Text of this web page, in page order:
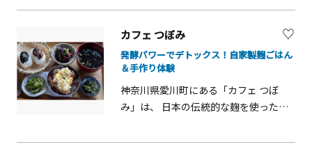
で心地よい時間を過ごしてみません
か。
三世代での旅行でも、小さなお子様か
らご年配の方まで、それぞれが食べた
いものを選べることが「秦野 一の屋」
の魅力。なかでも地元のジビエ料理は
おすすめです！日本料理、寿司、洋食
の職人が、それぞれの技を活かして作
った料理を、老舗ならではの細やかな
とお楽しみください。
ンな空間で、大山名物の豆腐料理を味
なんといっても「大山の湧水」。店主
が毎朝山から直接ひいた湧水で仕込む
自家製豆腐は、大豆の甘みが濃厚で驚
くほど滑らかです。名物料理は、「大
山湯葉つけ麺」。豆腐屋さんで麺が食
リーミーな湯葉を、地元産「湘南小
カフェ つぼみ
発酵パワーでデトックス！自家製麹ごはん
＆手作り体験
神奈川県愛川町にある「カフェ つぼ
み」は、 日本の伝統的な麹を使った手
木の温もりあふれる店内は、アットホ